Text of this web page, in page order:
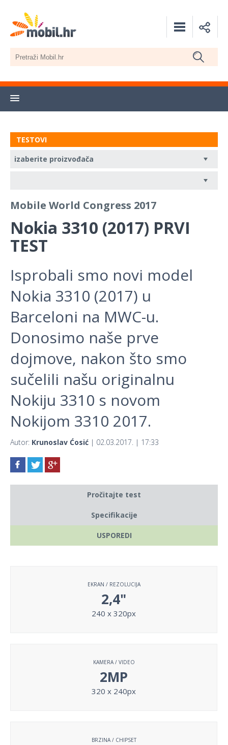
TESTOVI
Mobile World Congress 2017
Nokia 3310 (2017) PRVI
TEST
Isprobali smo novi model
Nokia 3310 (2017) u
Barceloni na MWC-u.
Donosimo naše prve
dojmove, nakon što smo
sučelili našu originalnu
Nokiju 3310 s novom
Nokijom 3310 2017.
Autor: Krunoslav Ćosić | 02.03.2017. | 17:33
Pročitajte test
Specifikacije
USPOREDI
EKRAN / REZOLUCIJA
2,4"
240 x 320px
KAMERA / VIDEO
2MP
320 x 240px
BRZINA / CHIPSET